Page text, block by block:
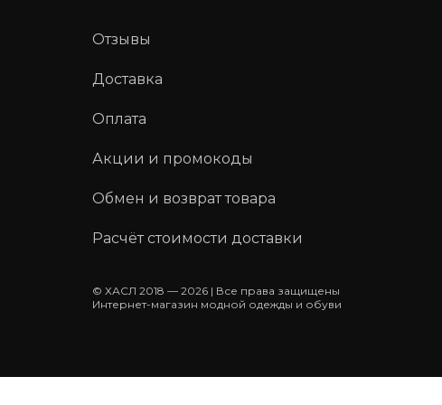
Отзывы
Доставка
Оплата
Акции и промокоды
Обмен и возврат товара
Расчёт стоимости доставки
© ХАСЛ 2018 — 2026 | Все права защищены
Интернет-магазин модной одежды и обуви